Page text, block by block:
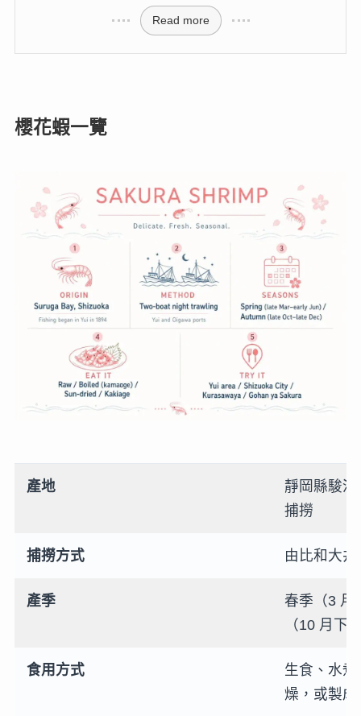
Read more
櫻花蝦一覽
產地
靜岡縣駿
捕撈
捕撈方式 由比和大
產季
春季（3 月
（10 月下
食用方式
生食、水
燥，或製成